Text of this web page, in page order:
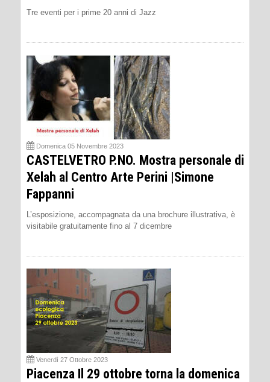
Tre eventi per i prime 20 anni di Jazz
Domenica 05 Novembre 2023
CASTELVETRO P.NO. Mostra personale di
Xelah al Centro Arte Perini |Simone
Fappanni
L’esposizione, accompagnata da una brochure illustrativa, è
visitabile gratuitamente fino al 7 dicembre
Venerdì 27 Ottobre 2023
Piacenza Il 29 ottobre torna la domenica